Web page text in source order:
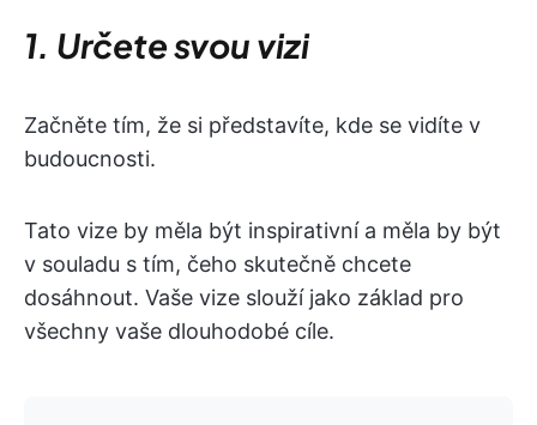
1. Určete svou vizi
Začněte tím, že si představíte, kde se vidíte v
budoucnosti.
Tato vize by měla být inspirativní a měla by být
v souladu s tím, čeho skutečně chcete
dosáhnout. Vaše vize slouží jako základ pro
všechny vaše dlouhodobé cíle.